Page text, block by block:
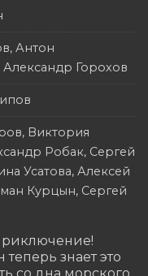
Антон
Александр Горохов
Виктория
Робак, Сергей
Усатова, Алексей
Курцын, Сергей
знает это